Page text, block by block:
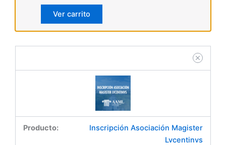
Ver carrito
Inscripción Asociación Magister
Lvcentinvs